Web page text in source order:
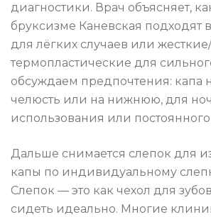
диагностики. Врач объясняет,
бруксизме Каневская подходят
для лёгких случаев или жесткие/
термопластические для
обсуждаем предпочтения: капа
челюсть или на нижнюю, для
использования или
Дальше снимается слепок для
капы по индивидуальному
Слепок — это как чехол для
сидеть идеально. Многие